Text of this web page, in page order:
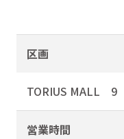
区画
TORIUS MALL 9
営業時間